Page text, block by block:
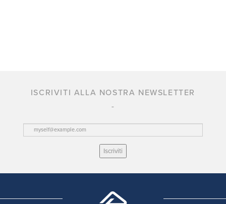
ISCRIVITI ALLA NOSTRA NEWSLETTER
Iscriviti